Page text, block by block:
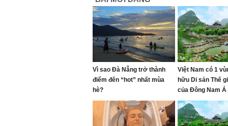
Vì sao Đà Nẵng trở thành
điểm đến “hot” nhất mùa
hè?
Việt Nam có 1
hữu Di sản Thế
của Đông Nam
"Oscar của
đề cử, là nơi tỷ
Trường đầu tư